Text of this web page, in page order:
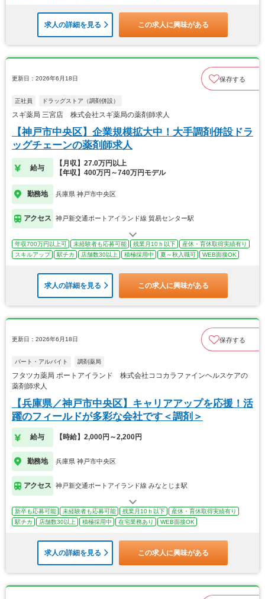
求人の詳細を見る この求人に興味がある
更新日：2026年6月18日 保存する
正社員 ドラッグストア（調剤併設）
スギ薬局 三宮店 株式会社スギ薬局の薬剤師求人
【神戸市中央区】企業規模拡大中！大手調剤併設ドラ
ッグチェーンの薬剤師求人
給与
【月収】27.0万円以上
【年収】400万円～740万円モデル
勤務地 兵庫県 神戸市中央区
アクセス 神戸新交通ポートアイランド線 貿易センター駅
年収700万円以上可 未経験者も応募可能 残業月10ｈ以下
産休・育休取得実績有り
スキルアップ
駅チカ 店舗数30以上 積極採用中 夏～秋入職可 WEB面接OK
求人の詳細を見る この求人に興味がある
更新日：2026年6月18日 保存する
パート・アルバイト 調剤薬局
フタツカ薬局 ポートアイランド 株式会社ココカラファインヘルスケアの
薬剤師求人
【兵庫県／神戸市中央区】キャリアアップを応援！活
躍のフィールドが多彩な会社です＜調剤＞
給与 【時給】2,000円～2,200円
勤務地 兵庫県 神戸市中央区
アクセス 神戸新交通ポートアイランド線 みなとじま駅
新卒も応募可能 未経験者も応募可能 残業月10ｈ以下
産休・育休取得実績有り
駅チカ
店舗数30以上 積極採用中 在宅業務あり WEB面接OK
求人の詳細を見る この求人に興味がある